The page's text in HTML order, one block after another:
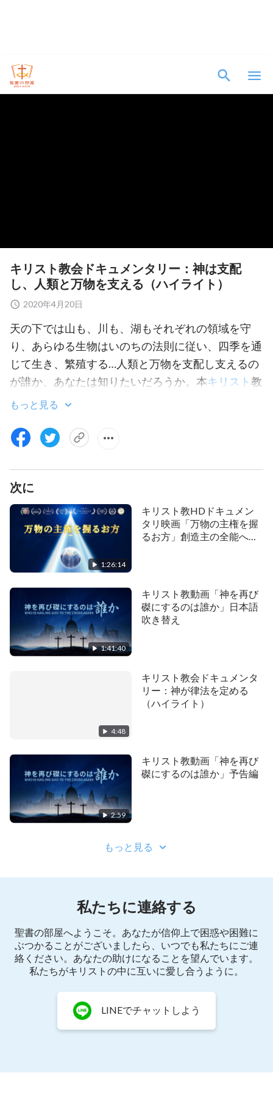
キリスト教会ドキュメンタリー：神は支配
し、人類と万物を支える（ハイライト）
2020年4月20日
天の下では山も、川も、湖もそれぞれの領域を守
り、あらゆる生物はいのちの法則に従い、四季を通
じて生き、繁殖する…人類と万物を支配し支えるの
が誰か、あなたは知りたいだろうか。本キリスト教
映画クリップに、あなたは比類の無い神の権威を見
以下から抜粋した素材を含む
https://www.holyspiritspeaks.org/special-
topic/copyright.html
もっと見る
次に
1:26:14
キリスト教HDドキュメン
タリ映画「万物の主権を握
るお方」創造主の全能への
1:41:40
キリスト教動画「神を再び
磔にするのは誰か」日本語
吹き替え
4:48
キリスト教会ドキュメンタ
リー：神が律法を定める
（ハイライト）
2:59
キリスト教動画「神を再び
磔にするのは誰か」予告編
もっと見る
私たちに連絡する
聖書の部屋へようこそ。あなたが信仰上で困惑や困難に
ぶつかることがございましたら、いつでも私たちにご連
絡ください。あなたの助けになることを望んでいます。
私たちがキリストの中に互いに愛し合うように。
LINEでチャットしよう